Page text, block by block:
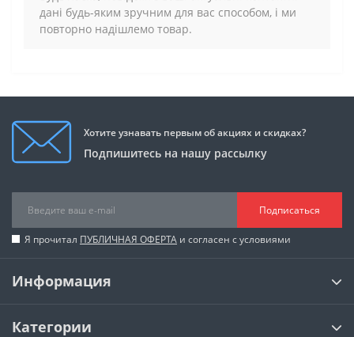
дані будь-яким зручним для вас способом, і ми
повторно надішлемо товар.
Хотите узнавать первым об акциях и скидках?
Подпишитесь на нашу рассылку
Подписаться
Я прочитал ПУБЛИЧНАЯ ОФЕРТА и согласен с условиями
Информация
Категории